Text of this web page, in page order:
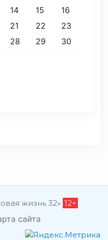
14 15
16
21 22
23
28 29
30
жизнь 32» 12+
сайта